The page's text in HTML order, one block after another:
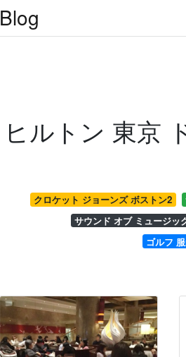
Blog
ヒルトン 東京
クロケット ジョーンズ ボストン2
サウンド オブ ミュージッ
ゴルフ